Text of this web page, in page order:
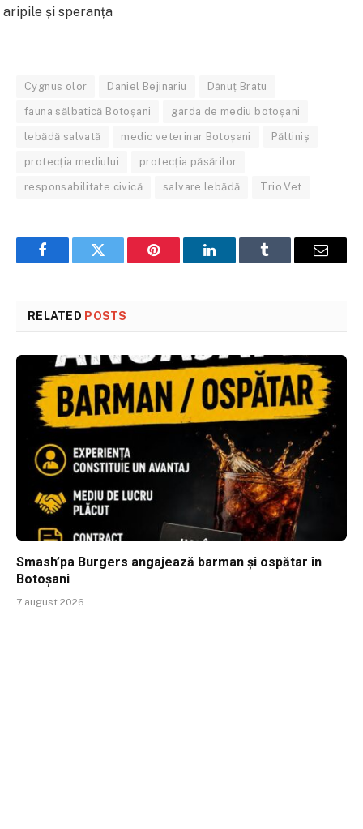
Cygnus olor Daniel Bejinariu Dănuț Bratu
fauna sălbatică Botoșani garda de mediu botoșani
lebădă salvată medic veterinar Botoșani Păltiniș
protecția mediului protecția păsărilor
responsabilitate civică salvare lebădă Trio.Vet
FacebookTwitter Pinterest LinkedInTumblr Email
RELATED POSTS
Smash’pa Burgers angajează barman și ospătar în
Botoșani
7 august 2026